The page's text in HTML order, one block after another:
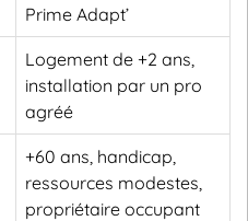
Prime Adapt’
Logement de +2 ans,
installation par un pro
agréé
+60 ans, handicap,
ressources modestes,
propriétaire occupant